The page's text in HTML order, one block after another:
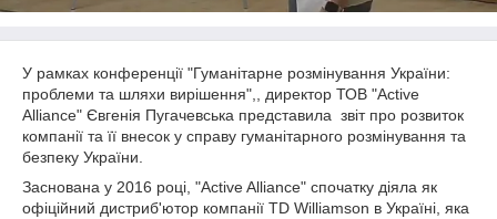
У рамках конференції "Гуманітарне розмінування України:
проблеми та шляхи вирішення",, директор ТОВ "Active
Alliance" Євгенія Пугачевська представила звіт про розвиток
компанії та її внесок у справу гуманітарного розмінування та
безпеку України.
Заснована у 2016 році, "Active Alliance" спочатку діяла як
офіційний дистриб'ютор компанії TD Williamson в Україні, яка